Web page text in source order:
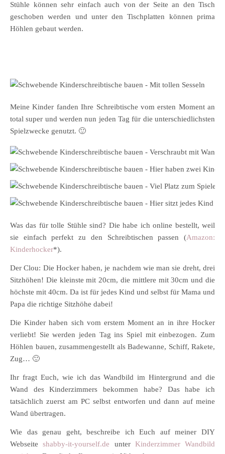
Stühle können sehr einfach auch von der Seite an den Tisch
geschoben werden und unter den Tischplatten können prima
Höhlen gebaut werden.
Meine Kinder fanden Ihre Schreibtische vom ersten Moment an
total super und werden nun jeden Tag für die unterschiedlichsten
Spielzwecke genutzt. 🙂
Was das für tolle Stühle sind? Die habe ich online bestellt, weil
sie einfach perfekt zu den Schreibtischen passen (Amazon:
Kinderhocker*).
Der Clou: Die Hocker haben, je nachdem wie man sie dreht, drei
Sitzhöhen! Die kleinste mit 20cm, die mittlere mit 30cm und die
höchste mit 40cm. Da ist für jedes Kind und selbst für Mama und
Papa die richtige Sitzhöhe dabei!
Die Kinder haben sich vom erstem Moment an in ihre Hocker
verliebt! Sie werden jeden Tag ins Spiel mit einbezogen. Zum
Höhlen bauen, zusammengestellt als Badewanne, Schiff, Rakete,
Zug… 🙂
Ihr fragt Euch, wie ich das Wandbild im Hintergrund and die
Wand des Kinderzimmers bekommen habe? Das habe ich
tatsächlich zuerst am PC selbst entworfen und dann auf meine
Wand übertragen.
Wie das genau geht, beschreibe ich Euch auf meiner DIY
Webseiteshabby-it-yourself.de unter Kinderzimmer Wandbild